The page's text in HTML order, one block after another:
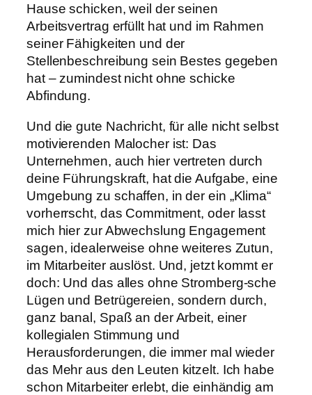
Hause schicken, weil der seinen
Arbeitsvertrag erfüllt hat und im Rahmen
seiner Fähigkeiten und der
Stellenbeschreibung sein Bestes gegeben
hat – zumindest nicht ohne schicke
Abfindung.
Und die gute Nachricht, für alle nicht selbst
motivierenden Malocher ist: Das
Unternehmen, auch hier vertreten durch
deine Führungskraft, hat die Aufgabe, eine
Umgebung zu schaffen, in der ein „Klima“
vorherrscht, das Commitment, oder lasst
mich hier zur Abwechslung Engagement
sagen, idealerweise ohne weiteres Zutun,
im Mitarbeiter auslöst. Und, jetzt kommt er
doch: Und das alles ohne Stromberg-sche
Lügen und Betrügereien, sondern durch,
ganz banal, Spaß an der Arbeit, einer
kollegialen Stimmung und
Herausforderungen, die immer mal wieder
das Mehr aus den Leuten kitzelt. Ich habe
schon Mitarbeiter erlebt, die einhändig am